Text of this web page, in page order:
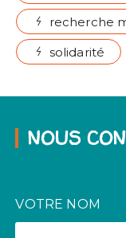
recherche
solidarité
NOUS
VOTRE NOM